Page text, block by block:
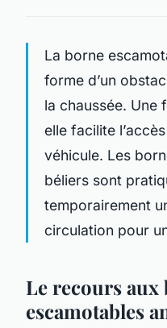
La borne
forme d’un
la chaussée. Une
elle facilite
véhicule. Les
béliers sont
temporairement
circulation pour
Le recours aux
escamotables